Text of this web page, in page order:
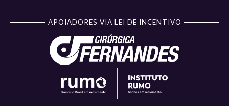
APOIADORES VIA LEI DE INCENTIVO